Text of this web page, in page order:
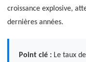
croissance explosive,
dernières années.
Point clé : Le taux